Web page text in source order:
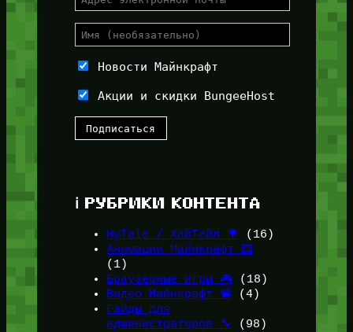
Новости Майнкрафт
Акции и скидки BungeeHost
ℹ️ РУБРИКИ КОНТЕНТА
HyTale / ХайТейл 🌳
(16)
Анимации Майнкрафт 🎞️
(1)
Браузерные Игры 🎮(18)
Видео Майнкрафт 📽️ (4)
Гайды для
администраторов 🔧
(98)